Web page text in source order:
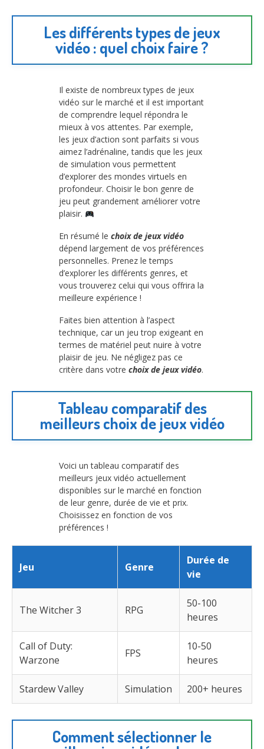
Les différents types de jeux
vidéo : quel choix faire ?
Il existe de nombreux types de jeux
vidéo sur le marché et il est important
de comprendre lequel répondra le
mieux à vos attentes. Par exemple,
les jeux d’action sont parfaits si vous
aimez l’adrénaline, tandis que les jeux
de simulation vous permettent
d’explorer des mondes virtuels en
profondeur. Choisir le bon genre de
jeu peut grandement améliorer votre
plaisir.
En résumé le choix de jeux vidéo
dépend largement de vos préférences
personnelles. Prenez le temps
d’explorer les différents genres, et
vous trouverez celui qui vous offrira la
meilleure expérience !
Faites bien attention à l’aspect
technique, car un jeu trop exigeant en
termes de matériel peut nuire à votre
plaisir de jeu. Ne négligez pas ce
critère dans votre choix de jeux vidéo.
Tableau comparatif des
meilleurs choix de jeux vidéo
Voici un tableau comparatif des
meilleurs jeux vidéo actuellement
disponibles sur le marché en fonction
de leur genre, durée de vie et prix.
Choisissez en fonction de vos
préférences !
Jeu Genre
Durée de
vie
The Witcher 3 RPG
50-100
heures
Call of Duty:
Warzone
FPS
10-50
heures
Stardew Valley Simulation 200+ heures
Comment sélectionner le